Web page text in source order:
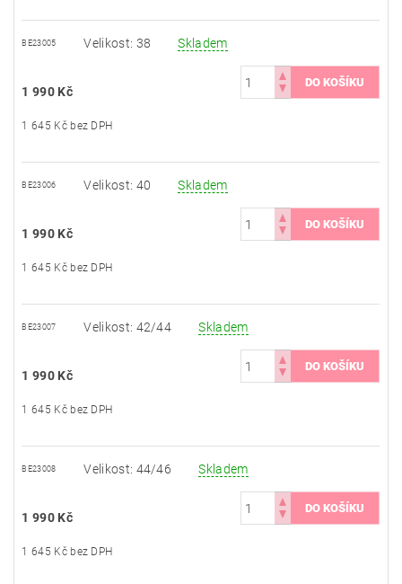
BE23005 Velikost: 38 Skladem
1 990 Kč
1 645 Kč bez DPH
BE23006 Velikost: 40 Skladem
1 990 Kč
1 645 Kč bez DPH
BE23007 Velikost: 42/44 Skladem
1 990 Kč
1 645 Kč bez DPH
BE23008 Velikost: 44/46 Skladem
1 990 Kč
1 645 Kč bez DPH